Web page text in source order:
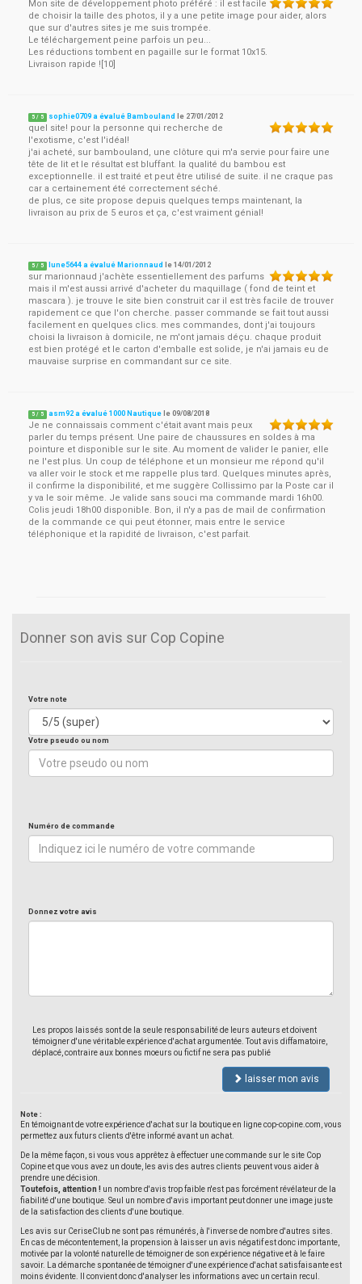
Mon site de développement photo préféré : il est facile
de choisir la taille des photos, il y a une petite image pour aider, alors
que sur d'autres sites je me suis trompée.
Le téléchargement peine parfois un peu...
Les réductions tombent en pagaille sur le format 10x15.
Livraison rapide ![10]
5 / 5 sophie0709 a évalué Bambouland le 27/01/2012
quel site! pour la personne qui recherche de
l'exotisme, c'est l'idéal!
j'ai acheté, sur bambouland, une clôture qui m'a servie pour faire une
tête de lit et le résultat est bluffant. la qualité du bambou est
exceptionnelle. il est traité et peut être utilisé de suite. il ne craque pas
car a certainement été correctement séché.
de plus, ce site propose depuis quelques temps maintenant, la
livraison au prix de 5 euros et ça, c'est vraiment génial!
5 / 5 lune5644 a évalué Marionnaud le14/01/2012
sur marionnaud j'achète essentiellement des parfums
mais il m'est aussi arrivé d'acheter du maquillage ( fond de teint et
mascara ). je trouve le site bien construit car il est très facile de trouver
rapidement ce que l'on cherche. passer commande se fait tout aussi
facilement en quelques clics. mes commandes, dont j'ai toujours
choisi la livraison à domicile, ne m'ont jamais déçu. chaque produit
est bien protégé et le carton d'emballe est solide, je n'ai jamais eu de
mauvaise surprise en commandant sur ce site.
5 / 5 asm92 a évalué 1000 Nautique le09/08/2018
Je ne connaissais comment c'était avant mais peux
parler du temps présent. Une paire de chaussures en soldes à ma
pointure et disponible sur le site. Au moment de valider le panier, elle
ne l'est plus. Un coup de téléphone et un monsieur me répond qu'il
va aller voir le stock et me rappelle plus tard. Quelques minutes après,
il confirme la disponibilité, et me suggère Collissimo par la Poste car il
y va le soir même. Je valide sans souci ma commande mardi 16h00.
Colis jeudi 18h00 disponible. Bon, il n'y a pas de mail de confirmation
de la commande ce qui peut étonner, mais entre le service
téléphonique et la rapidité de livraison, c'est parfait.
Donner son avis sur Cop Copine
Votre note
Votre pseudo ou nom
Numéro de commande
Donnez votre avis
Les propos laissés sont de la seule responsabilité de leurs auteurs et doivent
témoigner d'une véritable expérience d'achat argumentée. Tout avis diffamatoire,
déplacé, contraire aux bonnes moeurs ou fictif ne sera pas publié
laisser mon avis
Note :
En témoignant de votre expérience d'achat sur la boutique en ligne cop-copine.com, vous
permettez aux futurs clients d'être informé avant un achat.
De la même façon, si vous vous apprêtez à effectuer une commande sur le site Cop
Copine et que vous avez un doute, les avis des autres clients peuvent vous aider à
prendre une décision.
Toutefois, attention ! un nombre d'avis trop faible n'est pas forcément révélateur de la
fiabilité d'une boutique. Seul un nombre d'avis important peut donner une image juste
de la satisfaction des clients d'une boutique.
Les avis sur CeriseClub ne sont pas rémunérés, à l'inverse de nombre d'autres sites.
En cas de mécontentement, la propension à laisser un avis négatif est donc importante,
motivée par la volonté naturelle de témoigner de son expérience négative et à le faire
savoir. La démarche spontanée de témoigner d'une expérience d'achat satisfaisante est
moins évidente. Il convient donc d'analyser les informations avec un certain recul.